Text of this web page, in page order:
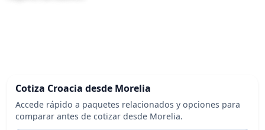
Cotiza Croacia desde Morelia
Accede rápido a paquetes relacionados y opciones para
comparar antes de cotizar desde Morelia.